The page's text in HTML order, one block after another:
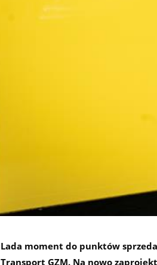
Lada moment do punktów
Transport GZM. Na nowo